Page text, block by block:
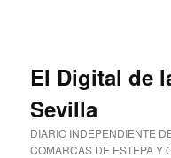
El Digital de
Sevilla
DIARIO INDEPENDIENTE
COMARCAS DE ESTEPA Y